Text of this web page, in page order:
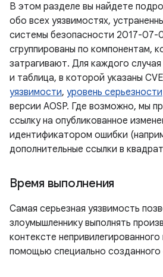
В этом разделе вы найдете
обо всех уязвимостях,
системы безопасности 2017-07-
сгруппированы по компонентам,
затрагивают. Для каждого
и таблица, в которой указаны
уязвимости, уровень серьезности
версии AOSP. Где возможно, мы
ссылку на опубликованное
идентификатором ошибки
дополнительные ссылки в
Время выполнения
Самая серьезная уязвимость
злоумышленнику выполнять
контексте
помощью специально созданного